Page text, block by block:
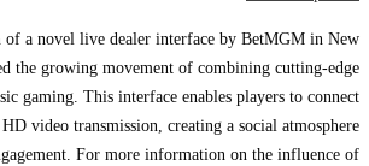
of a novel live dealer interface by BetMGM in New
the growing movement of combining cutting-edge
gaming. This interface enables players to connect
video transmission, creating a social atmosphere
For more information on the influence of